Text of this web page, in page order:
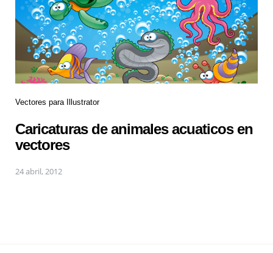
Vectores para Illustrator
Caricaturas de animales acuaticos en
vectores
24 abril, 2012